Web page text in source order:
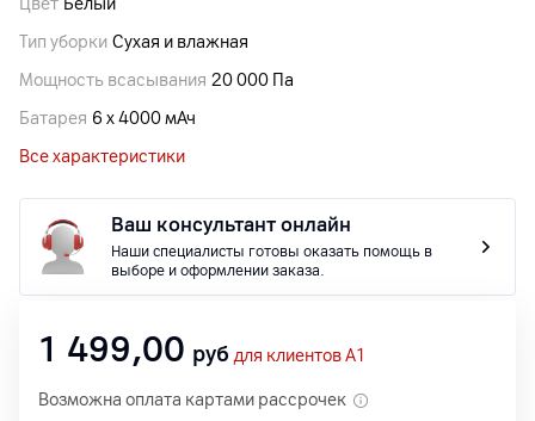
Цвет Белый
Тип уборки Сухая и влажная
Мощность всасывания 20 000 Па
Батарея 6 х 4000 мАч
Все характеристики
Ваш консультант онлайн
Наши специалисты готовы оказать помощь в
выборе и оформлении заказа.
1 499,00 руб для клиентов A1
Возможна оплата картами рассрочек